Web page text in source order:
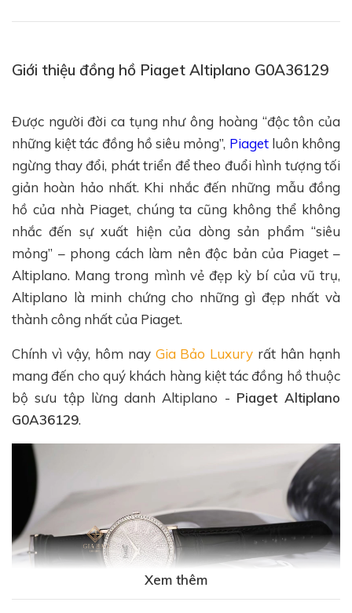
Giới thiệu đồng hồ Piaget Altiplano G0A36129
Được người đời ca tụng như ông hoàng “độc tôn của
những kiệt tác đồng hồ siêu mỏng”, Piagetluôn không
ngừng thay đổi, phát triển để theo đuổi hình tượng tối
giản hoàn hảo nhất. Khi nhắc đến những mẫu đồng
hồ của nhà Piaget, chúng ta cũng không thể không
nhắc đến sự xuất hiện của dòng sản phẩm “siêu
mỏng” – phong cách làm nên độc bản của Piaget –
Altiplano. Mang trong mình vẻ đẹp kỳ bí của vũ trụ,
Altiplano là minh chứng cho những gì đẹp nhất và
thành công nhất của Piaget.
Chính vì vậy, hôm nay Gia Bảo Luxury rất hân hạnh
mang đến cho quý khách hàng kiệt tác đồng hồ thuộc
bộ sưu tập lừng danh Altiplano - Piaget Altiplano
G0A36129.
Xem thêm